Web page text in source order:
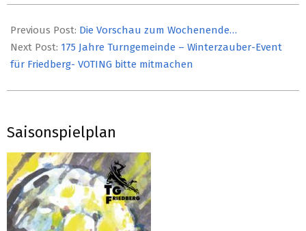
10-
07
Previous Post: Die Vorschau zum Wochenende…
Next Post: 175 Jahre Turngemeinde – Winterzauber-Event
für Friedberg- VOTING bitte mitmachen
Saisonspielplan